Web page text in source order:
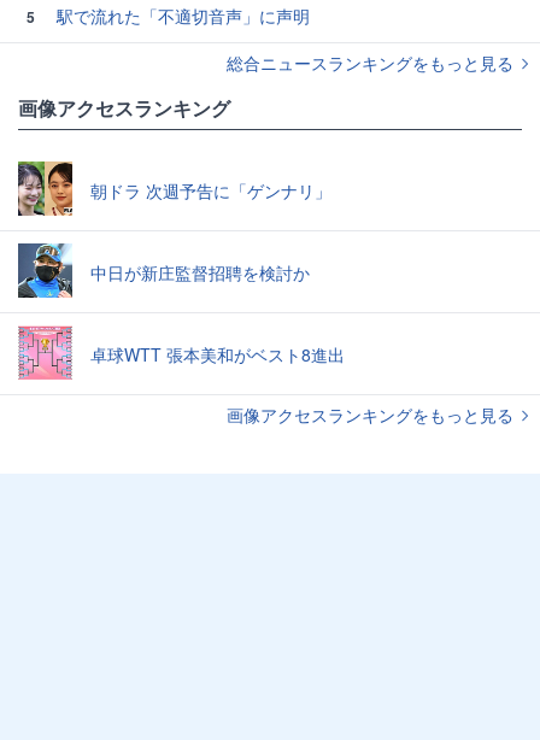
5
駅で流れた「不適切音声」に声明
総合ニュースランキングをもっと見る
画像アクセスランキング
朝ドラ 次週予告に「ゲンナリ」
中日が新庄監督招聘を検討か
卓球WTT 張本美和がベスト8進出
画像アクセスランキングをもっと見る